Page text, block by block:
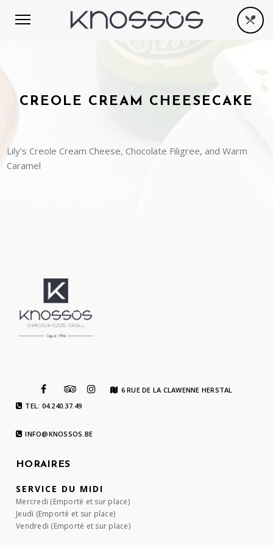
CREOLE CREAM CHEESECAKE
Lily’s Creole Cream Cheese, Chocolate Filigree, and Warm
Caramel
6 RUE DE LA CLAWENNE HERSTAL
TEL: 04.240.37.49
INFO@KNOSSOS.BE
HORAIRES
SERVICE DU MIDI
Mercredi (Emporté et sur place)
Jeudi (Emporté et sur place)
Vendredi (Emporté et sur place)